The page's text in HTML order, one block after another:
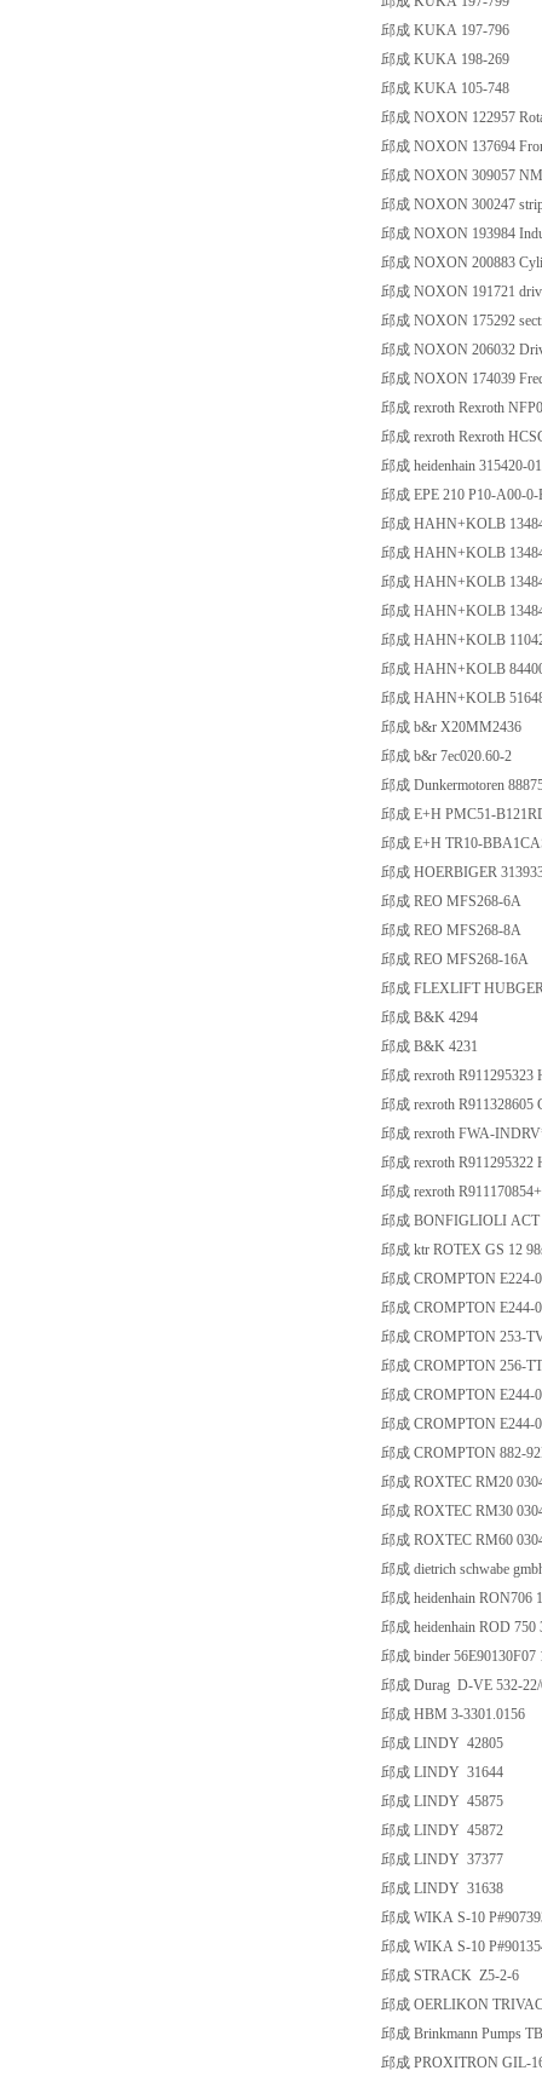
邱成 KUKA 197-796
邱成 KUKA 198-269
邱成 KUKA 105-748
邱成 NOXON 122957
邱成 NOXON 137694
邱成 NOXON 309057
邱成 NOXON 300247
邱成 NOXON 193984
邱成 NOXON 200883
邱成 NOXON 191721
邱成 NOXON 175292
邱成 NOXON 206032
邱成 NOXON 174039
邱成 rexroth Rexroth
邱成 rexroth Rexroth
邱成 heidenhain 315420-01
邱成 EPE 210 P10-A00-0-
邱成 HAHN+KOLB
邱成 HAHN+KOLB
邱成 HAHN+KOLB
邱成 HAHN+KOLB
邱成 HAHN+KOLB
邱成 HAHN+KOLB
邱成 HAHN+KOLB
邱成 b&r X20MM2436
邱成 b&r 7ec020.60-2
邱成 Dunkermotoren
邱成 E+H PMC51-
邱成 E+H TR10-
邱成 HOERBIGER
邱成 REO MFS268-6A
邱成 REO MFS268-8A
邱成 REO MFS268-16A
邱成 FLEXLIFT
邱成 B&K 4294
邱成 B&K 4231
邱成 rexroth
邱成 rexroth
邱成 rexroth FWA-
邱成 rexroth
邱成 rexroth
邱成 BONFIGLIOLI ACT
邱成 ktr ROTEX GS 12
邱成 CROMPTON E224-
邱成 CROMPTON E244-
邱成 CROMPTON 253-
邱成 CROMPTON 256-
邱成 CROMPTON E244-
邱成 CROMPTON E244-
邱成 CROMPTON 882-
邱成 ROXTEC RM20
邱成 ROXTEC RM30
邱成 ROXTEC RM60
邱成 dietrich schwabe
邱成 heidenhain RON706
邱成 heidenhain ROD 750
邱成 binder
邱成 Durag D-VE 532-
邱成 HBM 3-3301.0156
邱成 LINDY 42805
邱成 LINDY 31644
邱成 LINDY 45875
邱成 LINDY 45872
邱成 LINDY 37377
邱成 LINDY 31638
邱成 WIKA S-10
邱成 WIKA S-10
邱成 STRACK Z5-2-6
邱成 OERLIKON
邱成 Brinkmann Pumps
邱成 PROXITRON GIL-